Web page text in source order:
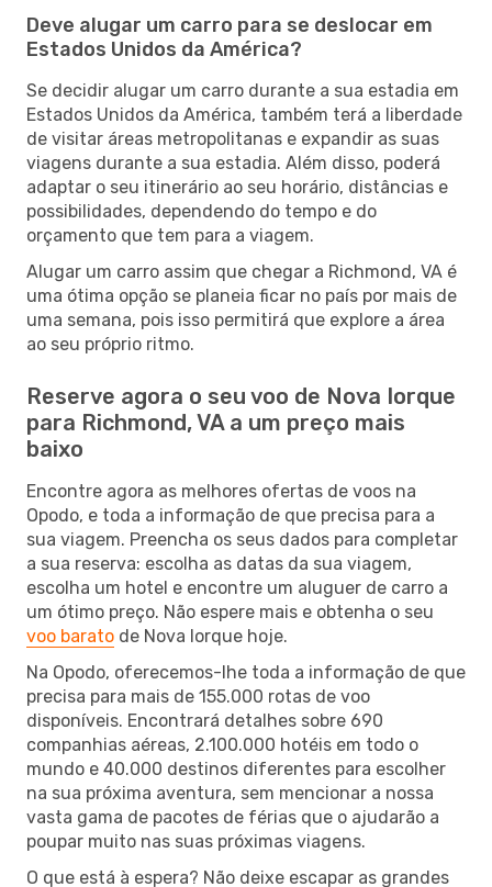
Deve alugar um carro para se deslocar em
Estados Unidos da América?
Se decidir alugar um carro durante a sua estadia em
Estados Unidos da América, também terá a liberdade
de visitar áreas metropolitanas e expandir as suas
viagens durante a sua estadia. Além disso, poderá
adaptar o seu itinerário ao seu horário, distâncias e
possibilidades, dependendo do tempo e do
orçamento que tem para a viagem.
Alugar um carro assim que chegar a Richmond, VA é
uma ótima opção se planeia ficar no país por mais de
uma semana, pois isso permitirá que explore a área
ao seu próprio ritmo.
Reserve agora o seu voo de Nova Iorque
para Richmond, VA a um preço mais
baixo
Encontre agora as melhores ofertas de voos na
Opodo, e toda a informação de que precisa para a
sua viagem. Preencha os seus dados para completar
a sua reserva: escolha as datas da sua viagem,
escolha um hotel e encontre um aluguer de carro a
um ótimo preço. Não espere mais e obtenha o seu
voo barato de Nova Iorque hoje.
Na Opodo, oferecemos-lhe toda a informação de que
precisa para mais de 155.000 rotas de voo
disponíveis. Encontrará detalhes sobre 690
companhias aéreas, 2.100.000 hotéis em todo o
mundo e 40.000 destinos diferentes para escolher
na sua próxima aventura, sem mencionar a nossa
vasta gama de pacotes de férias que o ajudarão a
poupar muito nas suas próximas viagens.
O que está à espera? Não deixe escapar as grandes